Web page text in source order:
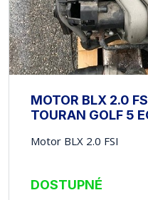
MOTOR BLX 2.0
TOURAN GOLF 5
Motor BLX 2.0 FSI
DOSTUPNÉ